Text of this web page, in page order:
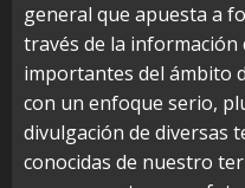
general que apuesta a
través de la información
importantes del ámbito
con un enfoque serio,
divulgación de diversas
conocidas de nuestro